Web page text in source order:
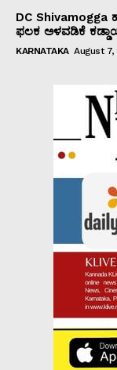
DC Shivamogga
ಫಲಕ ಅಳವಡಿಕೆ
KARNATAKA August 7,